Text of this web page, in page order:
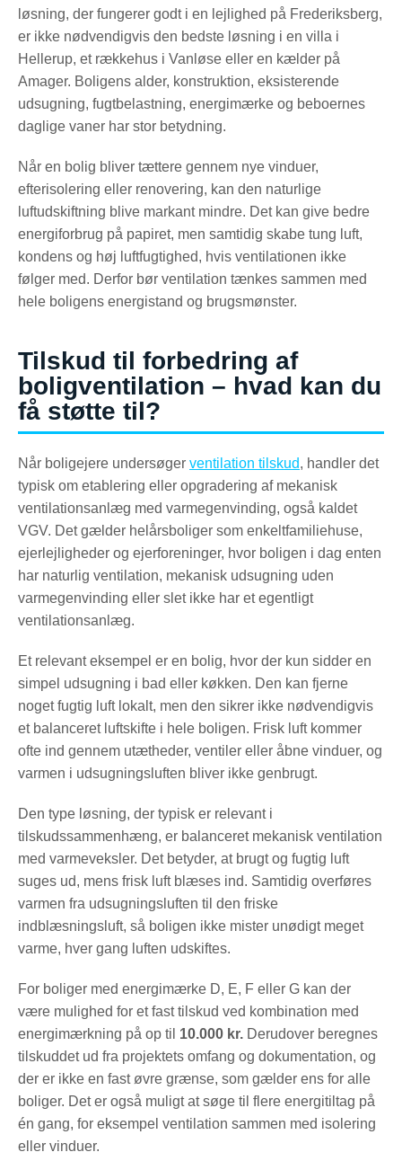
løsning, der fungerer godt i en lejlighed på Frederiksberg,
er ikke nødvendigvis den bedste løsning i en villa i
Hellerup, et rækkehus i Vanløse eller en kælder på
Amager. Boligens alder, konstruktion, eksisterende
udsugning, fugtbelastning, energimærke og beboernes
daglige vaner har stor betydning.
Når en bolig bliver tættere gennem nye vinduer,
efterisolering eller renovering, kan den naturlige
luftudskiftning blive markant mindre. Det kan give bedre
energiforbrug på papiret, men samtidig skabe tung luft,
kondens og høj luftfugtighed, hvis ventilationen ikke
følger med. Derfor bør ventilation tænkes sammen med
hele boligens energistand og brugsmønster.
Tilskud til forbedring af
boligventilation – hvad kan du
få støtte til?
Når boligejere undersøger ventilation tilskud, handler det
typisk om etablering eller opgradering af mekanisk
ventilationsanlæg med varmegenvinding, også kaldet
VGV. Det gælder helårsboliger som enkeltfamiliehuse,
ejerlejligheder og ejerforeninger, hvor boligen i dag enten
har naturlig ventilation, mekanisk udsugning uden
varmegenvinding eller slet ikke har et egentligt
ventilationsanlæg.
Et relevant eksempel er en bolig, hvor der kun sidder en
simpel udsugning i bad eller køkken. Den kan fjerne
noget fugtig luft lokalt, men den sikrer ikke nødvendigvis
et balanceret luftskifte i hele boligen. Frisk luft kommer
ofte ind gennem utætheder, ventiler eller åbne vinduer, og
varmen i udsugningsluften bliver ikke genbrugt.
Den type løsning, der typisk er relevant i
tilskudssammenhæng, er balanceret mekanisk ventilation
med varmeveksler. Det betyder, at brugt og fugtig luft
suges ud, mens frisk luft blæses ind. Samtidig overføres
varmen fra udsugningsluften til den friske
indblæsningsluft, så boligen ikke mister unødigt meget
varme, hver gang luften udskiftes.
For boliger med energimærke D, E, F eller G kan der
være mulighed for et fast tilskud ved kombination med
energimærkning på op til 10.000 kr. Derudover beregnes
tilskuddet ud fra projektets omfang og dokumentation, og
der er ikke en fast øvre grænse, som gælder ens for alle
boliger. Det er også muligt at søge til flere energitiltag på
én gang, for eksempel ventilation sammen med isolering
eller vinduer.